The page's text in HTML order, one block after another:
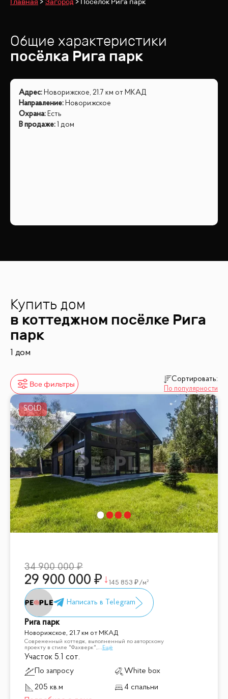
Общие характеристики
посёлка Рига парк
Адрес: Новорижское, 21.7 км от МКАД
Направление: Новорижское
Охрана: Есть
В продаже: 1 дом
Купить дом
в коттеджном посёлке Рига
парк
1 дом
Все фильтры
Сортировать:
По популярности
34 900 000
29 900 000 145 853 /м²
Рига парк
Новорижское, 21.7 км от МКАД
Современный коттедж, выполненный по авторскому
проекту в стиле "Фахверк",... Ещё
Участок 5.1 сот.
По запросу
White box
205 кв.м
4 спальни